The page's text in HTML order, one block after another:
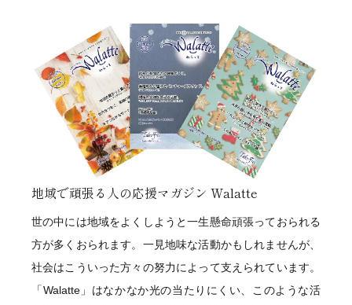
イオンモール草津ショールームをモール棟1階へ移設
2019年
新築引渡し1000棟達成
部署統合のため守山住宅展示場閉鎖・本社改装
ルース建築設計デザイン開設
2023年
地域で頑張る人の応援マガジン Walatte
世の中には地域をよくしようと一生懸命頑張っておられる
方が多くおられます。一見地味な活動かもしれませんが、
社会はこういった方々の努力によって支えられています。
「Walatte」はなかなか光の当たりにくい、このような活